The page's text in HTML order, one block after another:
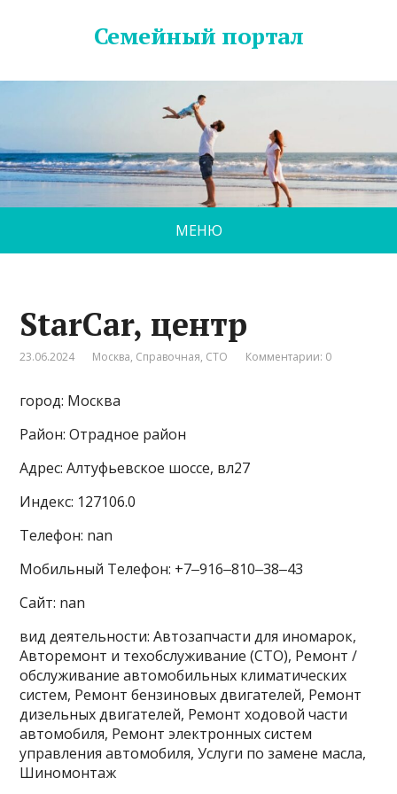
Семейный портал
МЕНЮ
StarCar, центр
23.06.2024 Москва, Справочная, СТО Комментарии: 0
город: Москва
Район: Отрадное район
Адрес: Алтуфьевское шоссе, вл27
Индекс: 127106.0
Телефон: nan
Мобильный Телефон: +7‒916‒810‒38‒43
Сайт: nan
вид деятельности: Автозапчасти для иномарок,
Авторемонт и техобслуживание (СТО), Ремонт /
обслуживание автомобильных климатических
систем, Ремонт бензиновых двигателей, Ремонт
дизельных двигателей, Ремонт ходовой части
автомобиля, Ремонт электронных систем
управления автомобиля, Услуги по замене масла,
Шиномонтаж